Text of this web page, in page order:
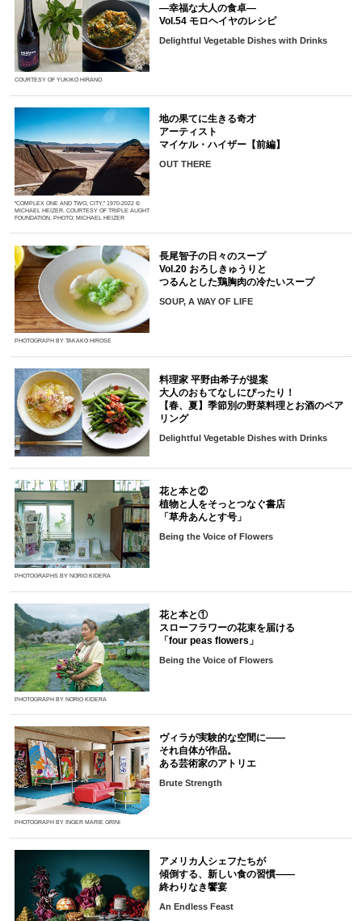
COURTESY OF YUKIKO HIRANO
―幸福な大人の食卓―
Vol.54 モロヘイヤのレシピ
Delightful Vegetable Dishes with Drinks
“COMPLEX ONE AND TWO, CITY,” 1970-2022 ©
MICHAEL HEIZER. COURTESY OF TRIPLE AUGHT
FOUNDATION. PHOTO: MICHAEL HEIZER
地の果てに生きる奇才
アーティスト
マイケル・ハイザー【前編】
OUT THERE
PHOTOGRAPH BY TAKAKO HIROSE
長尾智子の日々のスープ
Vol.20 おろしきゅうりと
つるんとした鶏胸肉の冷たいスープ
SOUP, A WAY OF LIFE
料理家 平野由希子が提案
大人のおもてなしにぴったり！
【春、夏】季節別の野菜料理とお酒のペア
リング
Delightful Vegetable Dishes with Drinks
PHOTOGRAPHS BY NORIO KIDERA
花と本と②
植物と人をそっとつなぐ書店
「草舟あんとす号」
Being the Voice of Flowers
PHOTOGRAPH BY NORIO KIDERA
花と本と①
スローフラワーの花束を届ける
「four peas flowers」
Being the Voice of Flowers
PHOTOGRAPH BY INGER MARIE GRINI
ヴィラが実験的な空間に――
それ自体が作品。
ある芸術家のアトリエ
Brute Strength
アメリカ人シェフたちが
傾倒する、新しい食の習慣――
終わりなき饗宴
An Endless Feast